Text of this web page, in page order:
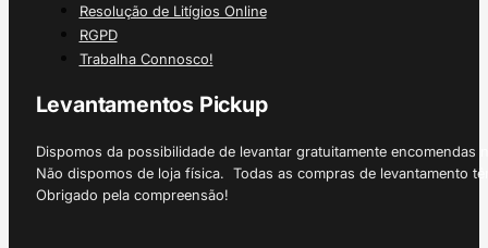
Resolução de Litígios Online
RGPD
Trabalha Connosco!
Levantamentos Pickup
Dispomos da possibilidade de levantar gratuitamente
Não dispomos de loja física. Todas as compras de levantamento
Obrigado pela compreensão!